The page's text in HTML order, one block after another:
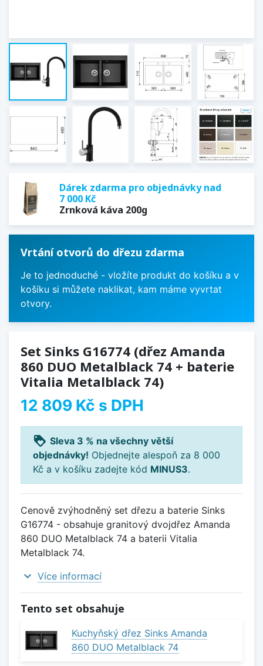
Dárek zdarma pro objednávky nad
7 000 Kč
Zrnková káva 200g
Vrtání otvorů do dřezu zdarma
Je to jednoduché - vložíte produkt do košíku a v
košíku si můžete naklikat, kam máme vyvrtat
otvory.
Set Sinks G16774 (dřez Amanda
860 DUO Metalblack 74 + baterie
Vitalia Metalblack 74)
12 809 Kč s DPH
loyalty Sleva 3 % na všechny větší
objednávky! Objednejte alespoň za 8 000
Kč a v košíku zadejte kód MINUS3.
Cenově zvýhodněný set dřezu a baterie Sinks
G16774 - obsahuje granitový dvojdřez Amanda
860 DUO Metalblack 74 a baterii Vitalia
Metalblack 74.
expand_more Více informací
Tento set obsahuje
Kuchyňský dřez Sinks Amanda
860 DUO Metalblack 74